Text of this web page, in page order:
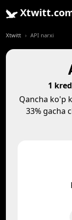
Xtwitt API narxi
1
Qancha ko'p
33% gacha